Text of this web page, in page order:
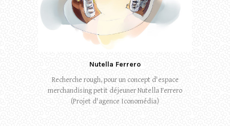
Nutella Ferrero
Recherche rough, pour un concept d'espace
merchandising petit déjeuner Nutella Ferrero
(Projet d'agence Iconomédia)